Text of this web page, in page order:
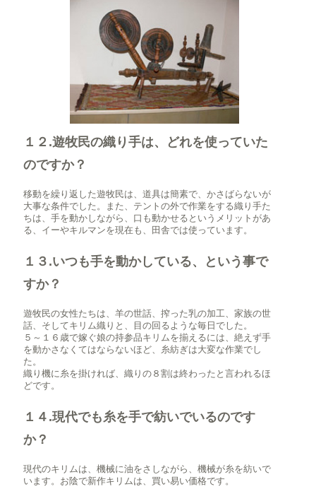
１２.遊牧民の織り手は、どれを使っていた
のですか？
移動を繰り返した遊牧民は、道具は簡素で、かさばらないが
大事な条件でした。また、テントの外で作業をする織り手た
ちは、手を動かしながら、口も動かせるというメリットがあ
る、イーやキルマンを現在も、田舎では使っています。
１３.いつも手を動かしている、という事で
すか？
遊牧民の女性たちは、羊の世話、搾った乳の加工、家族の世
話、そしてキリム織りと、目の回るような毎日でした。
５～１６歳で嫁ぐ娘の持参品キリムを揃えるには、絶えず手
を動かさなくてはならないほど、糸紡ぎは大変な作業でし
た。
織り機に糸を掛ければ、織りの８割は終わったと言われるほ
どです。
１４.現代でも糸を手で紡いでいるのです
か？
現代のキリムは、機械に油をさしながら、機械が糸を紡いで
います。お陰で新作キリムは、買い易い価格です。